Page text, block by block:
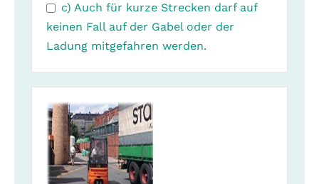
c) Auch für kurze Strecken darf auf
keinen Fall auf der Gabel oder der
Ladung mitgefahren werden.